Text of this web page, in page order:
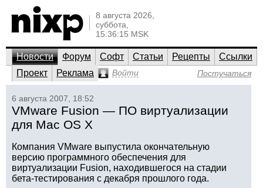
8 августа 2026,
суббота,
15:36:15 MSK
Новости Форум Софт Статьи Рецепты
Ссылки
Проект
Реклама Войти Постучаться
6 августа 2007, 18:52
VMware Fusion — ПО виртуализации
для Mac OS X
Компания VMware выпустила окончательную
версию программного обеспечения для
виртуализации Fusion, находившегося на стадии
бета-тестирования с декабря прошлого года.